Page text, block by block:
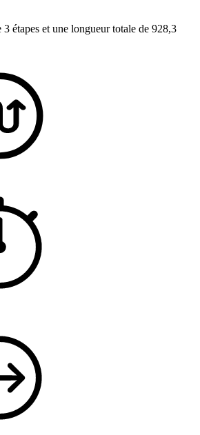
étapes et une longueur totale de 928,3